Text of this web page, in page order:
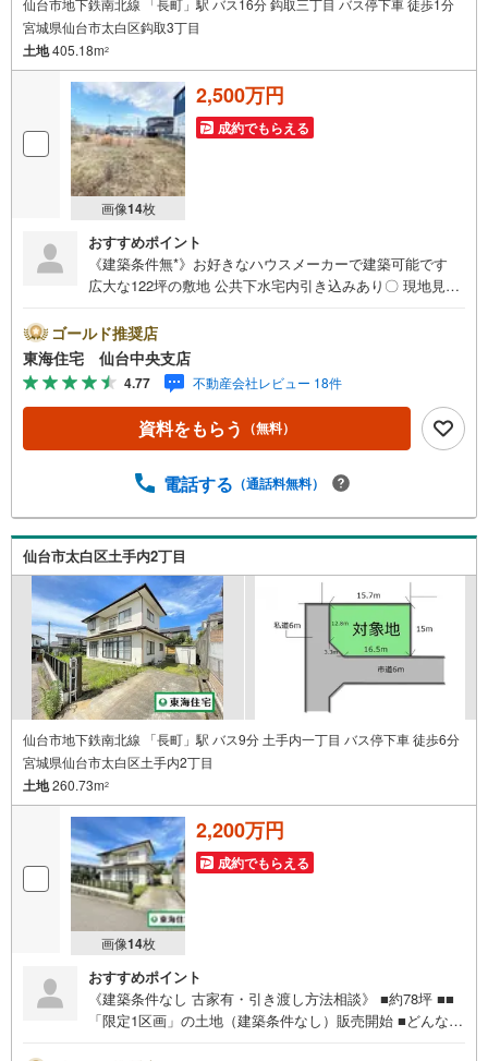
宮城県仙台市太白区鈎取3丁目
土地405.18m2
画像14枚
2,500万円
成約でもらえる
おすすめポイント
《建築条件無*》お好きなハウスメーカーで建築可能です
広大な122坪の敷地 公共下水宅内引き込みあり〇 現地見学
ルポイント 建築条件が無いので、お好きなハウスメーカ
ー・工務店で建築が可能です。公共下水宅地内引き込み
有。経済的な都市ガスのエリア。バス停徒歩1分で通勤通学
にも便利！*ライフインフォメーション 八木山南小学校:徒
歩13分セブンイレブン:徒歩5分ウジエスーパー:車約4分*購
入サポート情報 1.お客様のご希望・弊社おすすめの金融機
がある方や借入金額の目安が知りたい人もお気軽にご相談
迎させていただきます ご希望の際は、事前にご予約をお願
い致します
ゴールド推奨店
東海住宅 仙台中央支店
4.77 不動産会社レビュー 18件
資料をもらう （無料）
電話する （通話料無料）
仙台市太白区土手内2丁目
仙台市地下鉄南北線 「長町」駅 バス9分 土手内一丁目 バス停下車 徒歩6分
宮城県仙台市太白区土手内2丁目
土地260.73m2
画像14枚
2,200万円
成約でもらえる
おすすめポイント
《建築条件なし 古家有・引き渡し方法相談》 ■約78坪 ■■
「限定1区画」の土地（建築条件なし）販売開始 ■どんな間